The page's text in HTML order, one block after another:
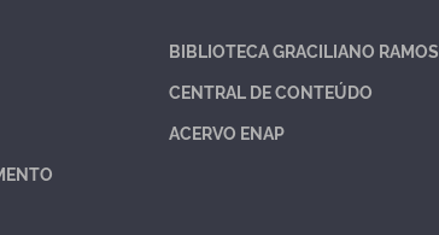
BIBLIOTECA GRACILIANO RAMOS
CENTRAL DE CONTEÚDO
ACERVO ENAP